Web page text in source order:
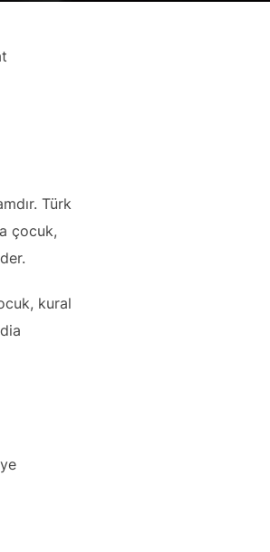
Türk
çocuk,
kural